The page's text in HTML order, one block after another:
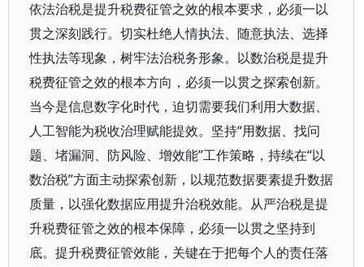
依法治税是提升税费征管之效的根本要求，必须一以
贯之深刻践行。切实杜绝人情执法、随意执法、选择
性执法等现象，树牢法治税务形象。以数治税是提升
税费征管之效的根本方向，必须一以贯之探索创新。
当今是信息数字化时代，迫切需要我们利用大数据、
人工智能为税收治理赋能提效。坚持“用数据、找问
题、堵漏洞、防风险、增效能”工作策略，持续在“以
数治税”方面主动探索创新，以规范数据要素提升数据
质量，以强化数据应用提升治税效能。从严治税是提
升税费征管之效的根本保障，必须一以贯之坚持到
底。提升税费征管效能，关键在于把每个人的责任落